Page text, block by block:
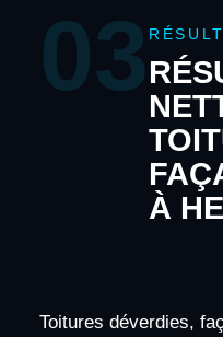
03
À
Toitures déverdies,